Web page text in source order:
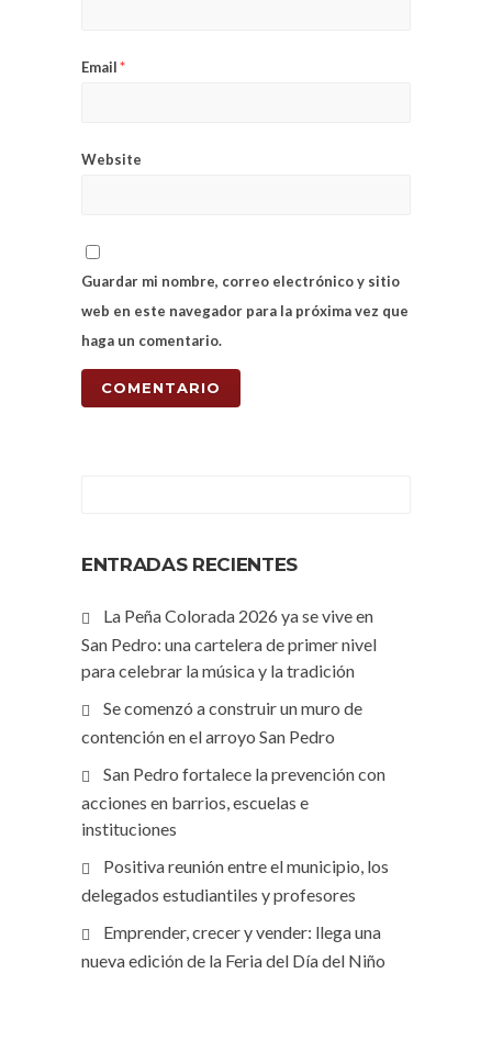
Email*
Website
Guardar mi nombre, correo electrónico y sitio
web en este navegador para la próxima vez que
haga un comentario.
ENTRADAS RECIENTES
La Peña Colorada 2026 ya se vive en
San Pedro: una cartelera de primer nivel
para celebrar la música y la tradición
Se comenzó a construir un muro de
contención en el arroyo San Pedro
San Pedro fortalece la prevención con
acciones en barrios, escuelas e
instituciones
Positiva reunión entre el municipio, los
delegados estudiantiles y profesores
Emprender, crecer y vender: llega una
nueva edición de la Feria del Día del Niño